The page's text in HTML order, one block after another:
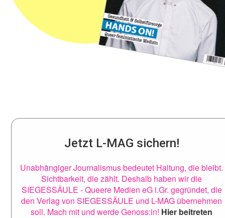
Jetzt L-MAG sichern!
Unabhängiger Journalismus bedeutet Haltung, die bleibt.
Sichtbarkeit, die zählt. Deshalb haben wir die
SIEGESSÄULE - Queere Medien eG i.Gr. gegründet, die
den Verlag von SIEGESSÄULE und L-MAG übernehmen
soll. Mach mit und werde Genoss:in! Hier beitreten